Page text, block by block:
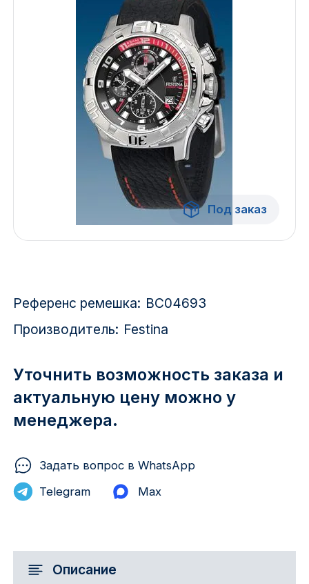
Волгоград
Кемерово
Воронеж
Краснодар
1 Поселок
2-я Смирновка
3-й Участок
4-й Участок
52127 городок
Под заказ
Референс ремешка: BC04693
Производитель: Festina
Уточнить возможность заказа и
актуальную цену можно у
менеджера.
Задать вопрос в WhatsApp
Telegram
Max
Описание